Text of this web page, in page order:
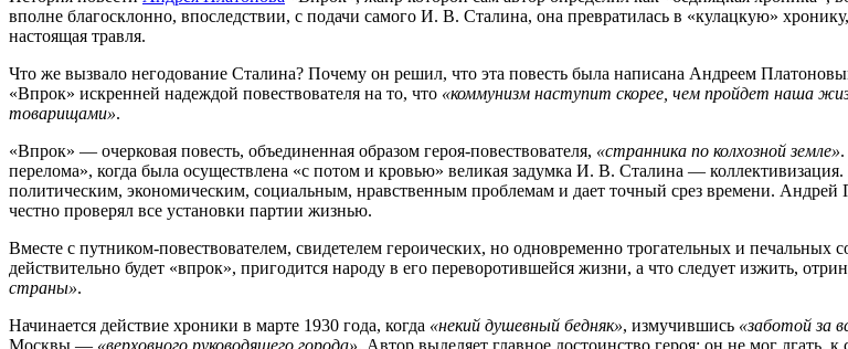
вполне благосклонно, впоследствии, с подачи самого И. В. Сталина, она превратилась в «кулацкую»
настоящая травля.
Что же вызвало негодование Сталина? Почему он решил, что эта повесть была написана Андреем
«Впрок» искренней надеждой повествователя на то, что «коммунизм наступит скорее, чем пройдет наша
товарищами».
«Впрок» — очерковая повесть, объединенная образом героя-повествователя, «странника по колхозной земле»
перелома», когда была осуществлена «с потом и кровью» великая задумка И. В. Сталина —
политическим, экономическим, социальным, нравственным проблемам и дает точный срез времени. Андрей
честно проверял все установки партии жизнью.
Вместе с путником-повествователем, свидетелем героических, но одновременно трогательных и печальных
действительно будет «впрок», пригодится народу в его переворотившейся жизни, а что следует изжить,
страны».
Начинается действие хроники в марте 1930 года, когда «некий душевный бедняк», измучившись «заботой за
Москвы — «верховного руководящего города». Автор выделяет главное достоинство героя: он не мог лгать, к